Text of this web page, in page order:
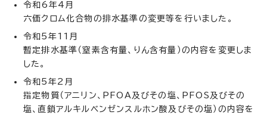
令和6年4月
六価クロム化合物の排水基準の変更等を行いました。
令和5年11月
暫定排水基準（窒素含有量、りん含有量）の内容を変更しま
した。
令和5年2月
指定物質（アニリン、PFOA及びその塩、PFOS及びその
塩、直鎖アルキルベンゼンスルホン酸及びその塩）の内容を